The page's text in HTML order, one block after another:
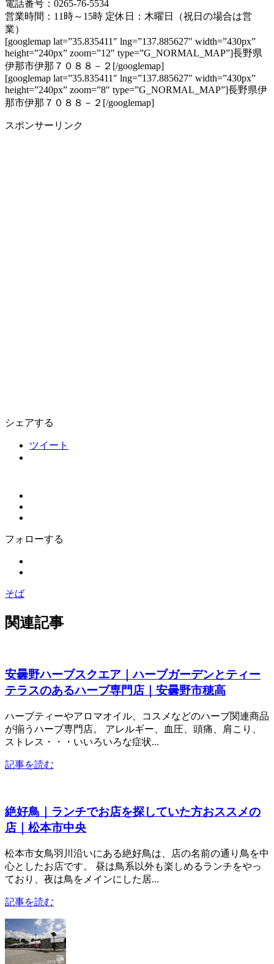
電話番号：0265-76-5534
営業時間：11時～15時 定休日：木曜日（祝日の場合は営
業）
[googlemap lat=”35.835411″ lng=”137.885627″ width=”430px”
height=”240px” zoom=”12″ type=”G_NORMAL_MAP”]長野県
伊那市伊那７０８８－２[/googlemap]
[googlemap lat=”35.835411″ lng=”137.885627″ width=”430px”
height=”240px” zoom=”8″ type=”G_NORMAL_MAP”]長野県伊
那市伊那７０８８－２[/googlemap]
スポンサーリンク
シェアする
ツイート
フォローする
そば
関連記事
安曇野ハーブスクエア｜ハーブガーデンとティー
テラスのあるハーブ専門店｜安曇野市穂高
ハーブティーやアロマオイル、コスメなどのハーブ関連商品
が揃うハーブ専門店。 アレルギー、血圧、頭痛、肩こり、
ストレス・・・いいろいろな症状...
記事を読む
絶好鳥｜ランチでお店を探していた方おススメの
店｜松本市中央
松本市女鳥羽川沿いにある絶好鳥は、店の名前の通り鳥を中
心としたお店です。 昼は鳥系以外も楽しめるランチをやっ
ており、夜は鳥をメインにした居...
記事を読む